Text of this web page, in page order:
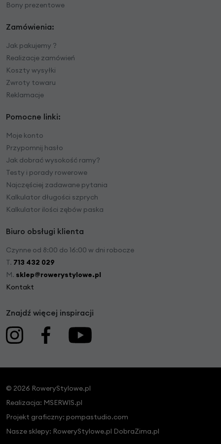
Bony prezentowe
Zamówienia:
Jak pakujemy ?
Realizacje zamówień
Koszty wysyłki
Zwroty towaru
Reklamacje
Pomocne linki:
Moje konto
Przypomnij hasło
Jak dobrać wysokość ramy?
Testy i porady rowerowe
Najczęściej zadawane pytania
Kalkulator długości szprych
Kalkulator ilości zębów paska
Biuro obsługi klienta
Czynne od 8:00 do 16:00 w dni robocze
T. 713 432 029
M. sklep@rowerystylowe.pl
Kontakt
Znajdź więcej inspiracji
© 2026 RoweryStylowe.pl
Realizacja: MSERWIS.pl
Projekt graficzny: pompastudio.com
Nasze sklepy: RoweryStylowe.pl DobraZima.pl